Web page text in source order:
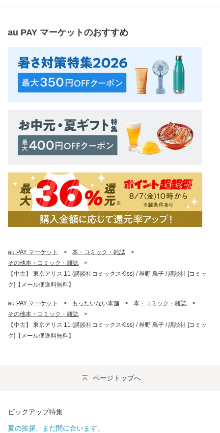
au PAY マーケットのおすすめ
au PAY マーケット > 本・コミック・雑誌
>
その他本・コミック・雑誌
>
【中古】 東京アリス 11 (講談社コミックスKiss) / 稚野 鳥子 / 講談社 [コミッ
ク]【メール便送料無料】
au PAY マーケット > もったいない本舗 > 本・コミック・雑誌
>
その他本・コミック・雑誌
>
【中古】 東京アリス 11 (講談社コミックスKiss) / 稚野 鳥子 / 講談社 [コミッ
ク]【メール便送料無料】
ページトップへ
ピックアップ特集
夏の挨拶、まだ間に合います。